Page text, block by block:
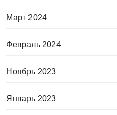
Март 2024
Февраль 2024
Ноябрь 2023
Январь 2023